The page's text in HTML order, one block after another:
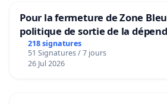
Pour la fermeture de Zone
politique de sortie de la
218 signatures
51 Signatures / 7 jours
26 Jul 2026